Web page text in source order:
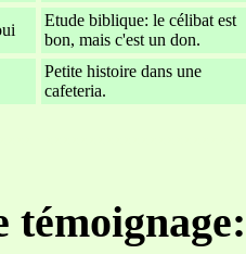
Etude biblique: le célibat est
bon, mais c'est un don.
Petite histoire dans une
cafeteria.